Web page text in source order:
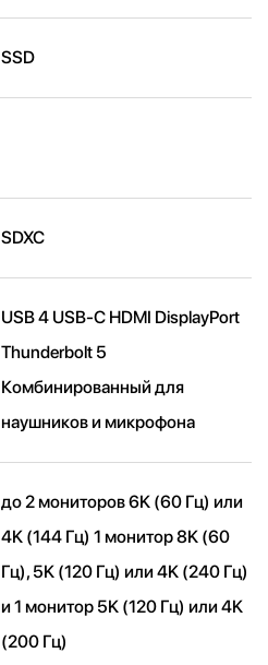
SSD
SDXC
USB 4 USB-C HDMI DisplayPort
Thunderbolt 5
Комбинированный для
наушников и микрофона
до 2 мониторов 6K (60 Гц) или
4K (144 Гц) 1 монитор 8K (60
Гц), 5K (120 Гц) или 4K (240 Гц)
и 1 монитор 5K (120 Гц) или 4K
(200 Гц)